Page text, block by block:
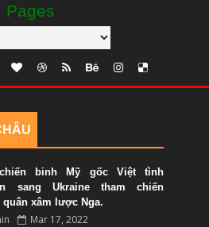
Pages
binh Mỹ gốc Việt tình
sang Ukraine tham chiến
quân xâm lược Nga.
Mar 17, 2022